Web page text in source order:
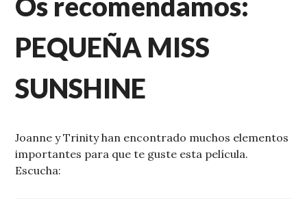
PEQUEÑA MISS
SUNSHINE
Joanne y Trinity han encontrado muchos elementos
importantes para que te guste esta película.
Escucha: